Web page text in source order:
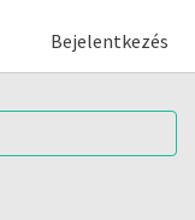
Bejelentkezés